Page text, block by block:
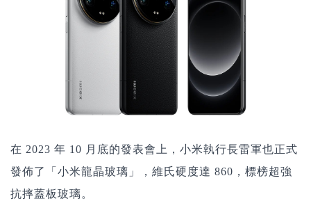
在 2023 年 10 月底的發表會上，小米執行長雷軍也正式
發佈了「小米龍晶玻璃」，維氏硬度達 860，標榜超強
抗摔蓋板玻璃。